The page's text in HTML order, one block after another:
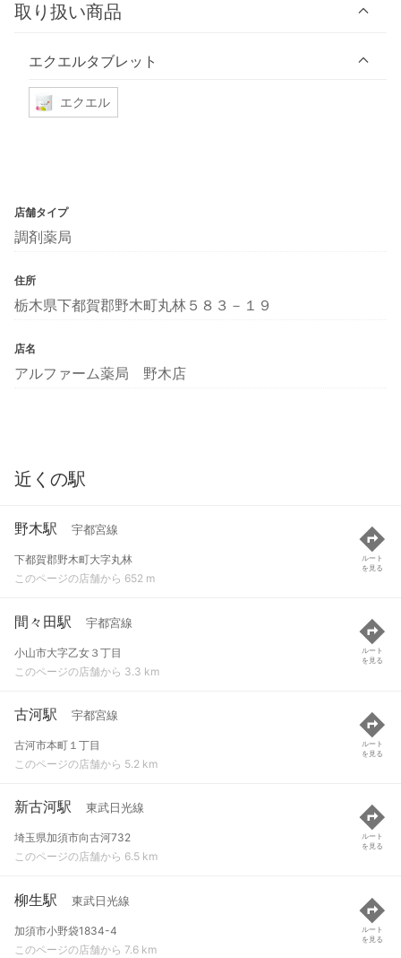
取り扱い商品
エクエルタブレット
エクエル
店舗タイプ
調剤薬局
住所
栃木県下都賀郡野木町丸林５８３－１９
店名
アルファーム薬局 野木店
近くの駅
野木駅 宇都宮線
下都賀郡野木町大字丸林
このページの店舗から 652 m
ルート
を見る
間々田駅 宇都宮線
小山市大字乙女３丁目
このページの店舗から 3.3 km
ルート
を見る
古河駅 宇都宮線
古河市本町１丁目
このページの店舗から 5.2 km
ルート
を見る
新古河駅 東武日光線
埼玉県加須市向古河732
このページの店舗から 6.5 km
ルート
を見る
柳生駅 東武日光線
加須市小野袋1834-4
このページの店舗から 7.6 km
ルート
を見る